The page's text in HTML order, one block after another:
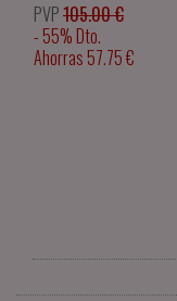
PVP105.00 €
- 55% Dto.
Ahorras 57.75 €